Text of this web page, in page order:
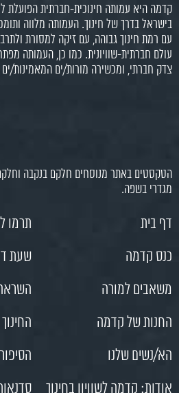
קדמה היא עמותה חינוכית-חברתית הפועלת
בישראל בדרך של חינוך. העמותה מלווה
עם רמת חינוך גבוהה, עם זיקה למסורת
עולם חברתית-שוויונית. כמו כן, העמותה
צדק חברתי, ומכשירה מורות/ים המאמינות/ים
הטקסטים באתר מנוסחים חלקם בנקבה וחלקם
מגדרי בשפה.
דף בית
תרמו
כנס קדמה
שעת
משאבים למורה
החנות של קדמה
הא/נשים שלנו
אודות: קדמה לשוויון בחינוך